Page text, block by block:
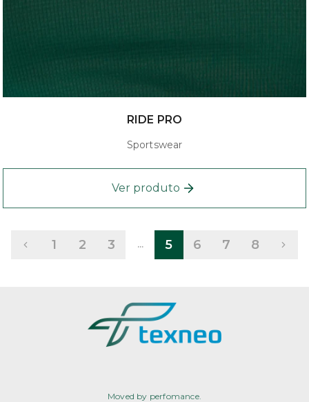
RIDE PRO
Sportswear
Ver produto
1 2 3 ... 5 6 7 8
Moved by perfomance.